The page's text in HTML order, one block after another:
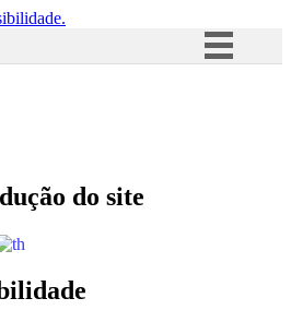
Acesso à informação
do site